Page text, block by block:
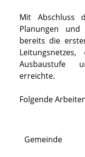
Mit Abschluss
Planungen
bereits die
Ausbaustufe
erreichte.
Folgende
Gemeinde